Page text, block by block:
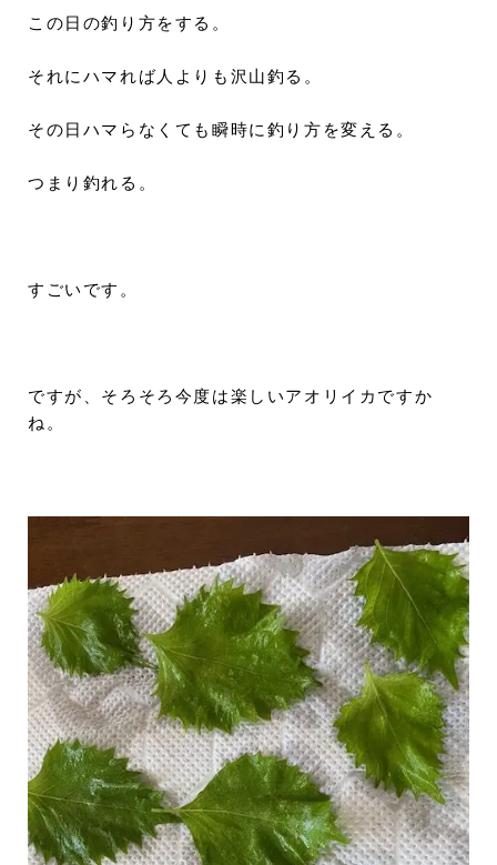
この日の釣り方をする。
それにハマれば人よりも沢山釣る。
その日ハマらなくても瞬時に釣り方を変える。
つまり釣れる。
すごいです。
ですが、そろそろ今度は楽しいアオリイカですか
ね。